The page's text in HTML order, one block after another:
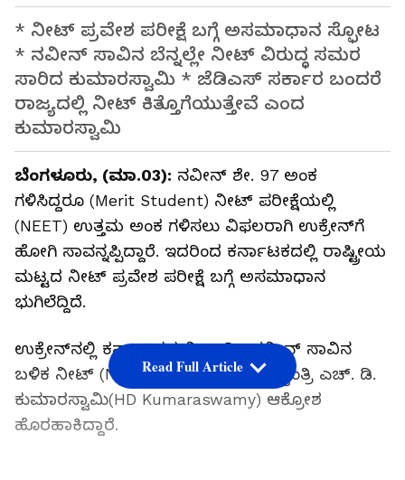
* ನೀಟ್​ ಪ್ರವೇಶ ಪರೀಕ್ಷೆ ಬಗ್ಗೆ ಅಸಮಾಧಾನ ಸ್ಫೋಟ
* ನವೀನ್ ಸಾವಿನ ಬೆನ್ನಲ್ಲೇ ನೀಟ್ ವಿರುದ್ಧ ಸಮರ
ಸಾರಿದ ಕುಮಾರಸ್ವಾಮಿ * ಜೆಡಿಎಸ್ ಸರ್ಕಾರ ಬಂದರೆ
ರಾಜ್ಯದಲ್ಲಿ ನೀಟ್ ಕಿತ್ತೊಗೆಯುತ್ತೇವೆ ಎಂದ
ಕುಮಾರಸ್ವಾಮಿ
ಬೆಂಗಳೂರು, (ಮಾ.03): ನವೀನ್ ಶೇ. 97 ಅಂಕ
ಗಳಿಸಿದ್ದರೂ (Merit Student) ನೀಟ್​ ಪರೀಕ್ಷೆಯಲ್ಲಿ
(NEET) ಉತ್ತಮ ಅಂಕ ಗಳಿಸಲು ವಿಫಲರಾಗಿ ಉಕ್ರೇನ್‌ಗೆ
ಹೋಗಿ ಸಾವನ್ನಪ್ಪಿದ್ದಾರೆ. ಇದರಿಂದ ಕರ್ನಾಟಕದಲ್ಲಿ ರಾಷ್ಟ್ರೀಯ
ಮಟ್ಟದ ನೀಟ್​ ಪ್ರವೇಶ ಪರೀಕ್ಷೆ ಬಗ್ಗೆ ಅಸಮಾಧಾನ
ಭುಗಿಲೆದ್ದಿದೆ.
ಉಕ್ರೇನ್‌ನಲ್ಲಿ ಕರ್ನಾಟಕದ ವಿದ್ಯಾರ್ಥಿ ನವೀನ್ ಸಾವಿನ
ಬಳಿಕ ನೀಟ್ (Neet) ವಿರುದ್ಧ ಮಾಜಿ ಮುಖ್ಯಂತ್ರಿ ಎಚ್. ಡಿ.
ಕುಮಾರಸ್ವಾಮಿ(HD Kumaraswamy) ಆಕ್ರೋಶ
ಹೊರಹಾಕಿದ್ದಾರೆ.
Read Full Article